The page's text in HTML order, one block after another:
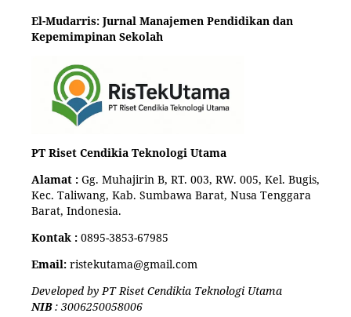
El-Mudarris: Jurnal Manajemen Pendidikan dan
Kepemimpinan Sekolah
PT Riset Cendikia Teknologi Utama
Alamat : Gg. Muhajirin B, RT. 003, RW. 005, Kel. Bugis,
Kec. Taliwang, Kab. Sumbawa Barat, Nusa Tenggara
Barat, Indonesia.
Kontak : 0895-3853-67985
Email:ristekutama@gmail.com
Developed by PT Riset Cendikia Teknologi Utama
NIB: 3006250058006